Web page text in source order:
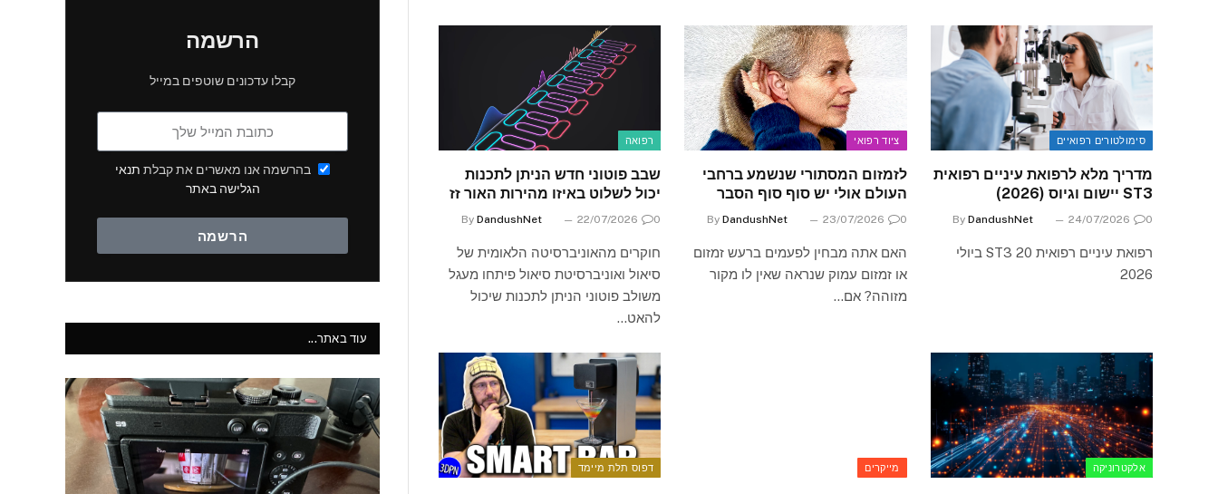
סימולטורים רפואיים
מדריך מלא לרפואת עיניים רפואית
ST3 יישום וגיוס (2026)
By DandushNet 24/07/2026 0
רפואת עיניים רפואית ST3 20 ביולי
2026
ציוד רפואי
לזמזום המסתורי שנשמע ברחבי
העולם אולי יש סוף סוף הסבר
By DandushNet 23/07/2026 0
האם אתה מבחין לפעמים ברעש זמזום
או זמזום עמוק שנראה שאין לו מקור
מזוהה? אם…
רפואה
שבב פוטוני חדש הניתן לתכנות
יכול לשלוט באיזו מהירות האור זז
By DandushNet 22/07/2026 0
חוקרים מהאוניברסיטה הלאומית של
סיאול ואוניברסיטת סיאול פיתחו מעגל
משולב פוטוני הניתן לתכנות שיכול
להאט…
אלקטרוניקה מייקרים דפוס תלת מיימד
הרשמה
קבלו עדכונים שוטפים במייל
בהרשמה אנו מאשרים את קבלת תנאי
הגלישה באתר
הרשמה
עוד באתר...